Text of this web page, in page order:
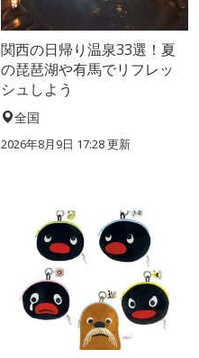
関西の日帰り温泉33選！夏
の琵琶湖や有馬でリフレッ
シュしよう
全国
2026年8月9日 17:28更新